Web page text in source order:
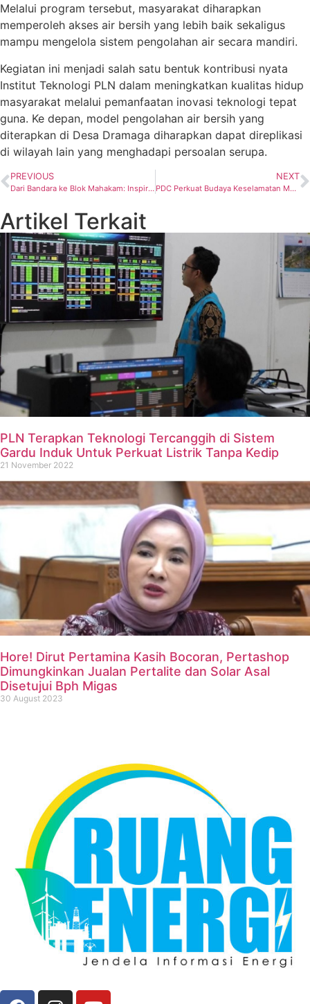
Melalui program tersebut, masyarakat diharapkan
memperoleh akses air bersih yang lebih baik sekaligus
mampu mengelola sistem pengolahan air secara mandiri.
Kegiatan ini menjadi salah satu bentuk kontribusi nyata
Institut Teknologi PLN dalam meningkatkan kualitas hidup
masyarakat melalui pemanfaatan inovasi teknologi tepat
guna. Ke depan, model pengolahan air bersih yang
diterapkan di Desa Dramaga diharapkan dapat direplikasi
di wilayah lain yang menghadapi persoalan serupa.
PREVIOUS
Dari Bandara ke Blok Mahakam: Inspirasi Sederhana yang Hematkan Biaya Rig
NEXT
PDC Perkuat Budaya Keselamatan Melalui Edukasi Tanggap Darurat Interaktif
Artikel Terkait
PLN Terapkan Teknologi Tercanggih di Sistem
Gardu Induk Untuk Perkuat Listrik Tanpa Kedip
21 November 2022
Hore! Dirut Pertamina Kasih Bocoran, Pertashop
Dimungkinkan Jualan Pertalite dan Solar Asal
Disetujui Bph Migas
30 August 2023